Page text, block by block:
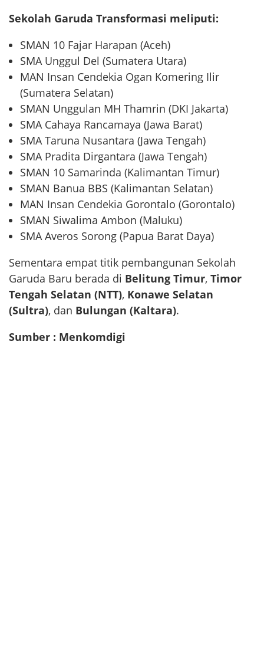
Sekolah Garuda Transformasi meliputi:
SMAN 10 Fajar Harapan (Aceh)
SMA Unggul Del (Sumatera Utara)
MAN Insan Cendekia Ogan Komering Ilir
(Sumatera Selatan)
SMAN Unggulan MH Thamrin (DKI Jakarta)
SMA Cahaya Rancamaya (Jawa Barat)
SMA Taruna Nusantara (Jawa Tengah)
SMA Pradita Dirgantara (Jawa Tengah)
SMAN 10 Samarinda (Kalimantan Timur)
SMAN Banua BBS (Kalimantan Selatan)
MAN Insan Cendekia Gorontalo (Gorontalo)
SMAN Siwalima Ambon (Maluku)
SMA Averos Sorong (Papua Barat Daya)
Sementara empat titik pembangunan Sekolah
Garuda Baru berada di Belitung Timur, Timor
Tengah Selatan (NTT), Konawe Selatan
(Sultra), dan Bulungan (Kaltara).
Sumber : Menkomdigi